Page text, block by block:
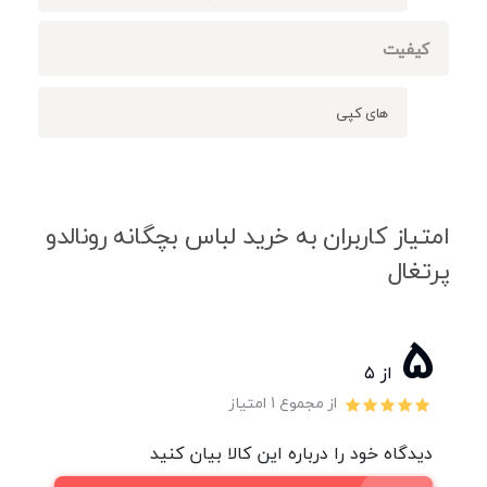
کیفیت
های کپی
امتیاز کاربران به خرید لباس بچگانه رونالدو
پرتغال
5 از ۵
از مجموع 1 امتیاز
دیدگاه خود را درباره این کالا بیان کنید